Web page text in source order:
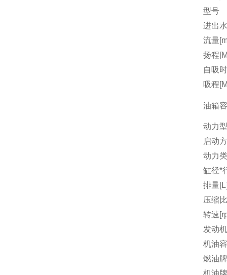
型号
进出
流量
扬程
自吸
吸程
油箱
动力
启动
动力
缸径*
排量
压缩比
转速
发动
机油
燃油
机油